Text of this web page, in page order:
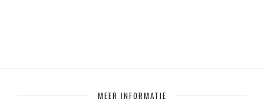
MEER INFORMATIE